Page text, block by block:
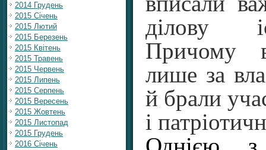
2014 Грудень
2015 Січень
2015 Лютий
2015 Березень
2015 Квітень
2015 Травень
2015 Червень
2015 Липень
2015 Серпень
2015 Вересень
2015 Жовтень
2015 Листопад
2015 Грудень
2016 Січень
ділову
Причому
лише за
й брали
і